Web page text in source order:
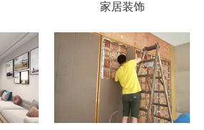
家居装饰